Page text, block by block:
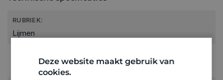
RUBRIEK:
Lijmen
Deze website maakt gebruik van
cookies.